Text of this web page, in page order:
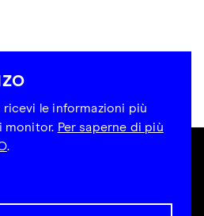
ricevi le informazioni più
monitor. Per saperne di più
.